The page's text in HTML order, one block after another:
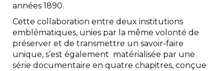
années 1890.
Cette collaboration entre deux institutions
emblématiques, unies par la même volonté de
préserver et de transmettre un savoir-faire
unique, s’est également matérialisée par une
série documentaire en quatre chapitres, conçue